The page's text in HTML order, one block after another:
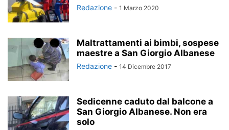
Redazione - 1 Marzo 2020
Maltrattamenti ai bimbi, sospese
maestre a San Giorgio Albanese
Redazione - 14 Dicembre 2017
Sedicenne caduto dal balcone a
San Giorgio Albanese. Non era
solo